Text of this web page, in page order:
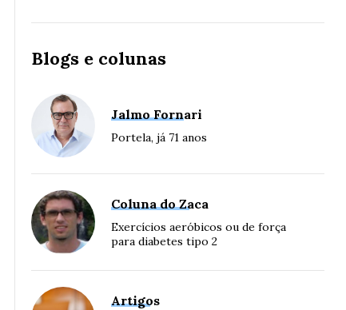
Blogs e colunas
Jalmo Fornari
Portela, já 71 anos
Coluna do Zaca
Exercícios aeróbicos ou de força
para diabetes tipo 2
Artigos